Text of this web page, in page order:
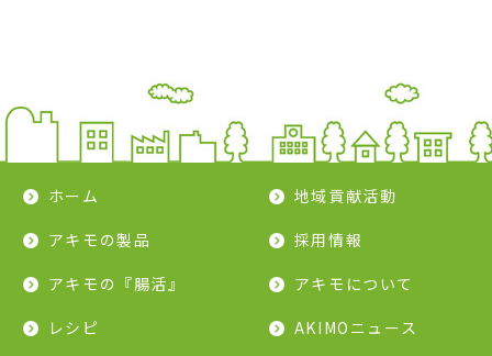
ホーム
アキモの製品
アキモの『腸活』
レシピ
地域貢献活動
採用情報
アキモについて
AKIMOニュース